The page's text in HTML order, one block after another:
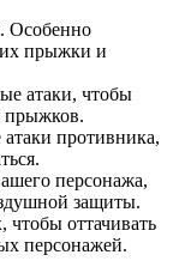
Особенно
их прыжки и
атаки, чтобы
прыжков.
противника,
персонажа,
защиты.
чтобы оттачивать
персонажей.